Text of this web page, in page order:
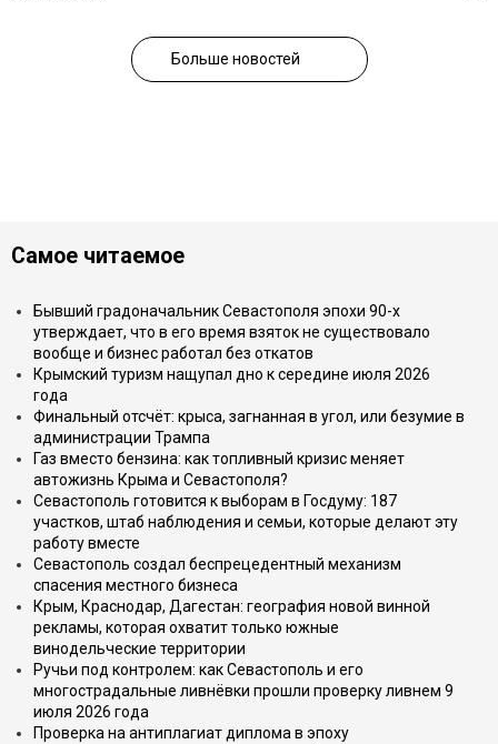
Больше новостей
Самое читаемое
Бывший градоначальник Севастополя эпохи 90-х
утверждает, что в его время взяток не существовало
вообще и бизнес работал без откатов
Крымский туризм нащупал дно к середине июля 2026
года
Финальный отсчёт: крыса, загнанная в угол, или безумие в
администрации Трампа
Газ вместо бензина: как топливный кризис меняет
автожизнь Крыма и Севастополя?
Севастополь готовится к выборам в Госдуму: 187
участков, штаб наблюдения и семьи, которые делают эту
работу вместе
Севастополь создал беспрецедентный механизм
спасения местного бизнеса
Крым, Краснодар, Дагестан: география новой винной
рекламы, которая охватит только южные
винодельческие территории
Ручьи под контролем: как Севастополь и его
многострадальные ливнёвки прошли проверку ливнем 9
июля 2026 года
Проверка на антиплагиат диплома в эпоху